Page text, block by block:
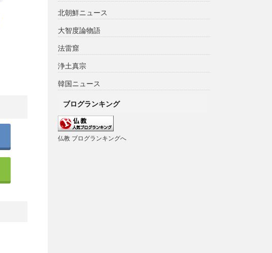
北朝鮮ニュース
大智度論物語
法雷窟
浄土真宗
韓国ニュース
ブログランキング
仏教 ブログランキングへ